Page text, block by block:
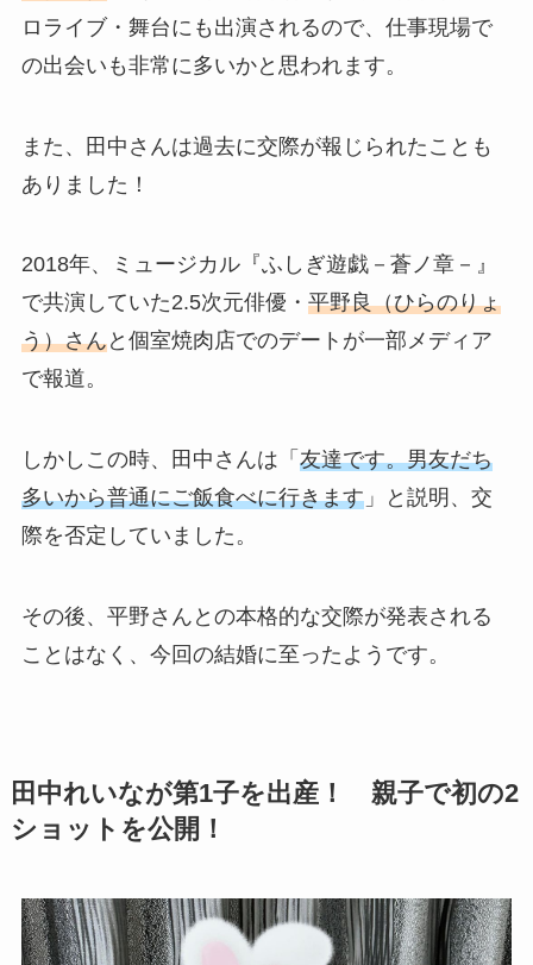
ロライブ・舞台にも出演されるので、仕事現場で
の出会いも非常に多いかと思われます。
また、田中さんは過去に交際が報じられたことも
ありました！
2018年、ミュージカル『ふしぎ遊戯－蒼ノ章－』
で共演していた2.5次元俳優・ 平野良（ひらのりょ
う）さんと個室焼肉店でのデートが一部メディア
で報道。
しかしこの時、田中さんは「 友達です。男友だち
多いから普通にご飯食べに行きます」と説明、交
際を否定していました。
その後、平野さんとの本格的な交際が発表される
ことはなく、今回の結婚に至ったようです。
田中れいなが第1子を出産！ 親子で初の2
ショットを公開！